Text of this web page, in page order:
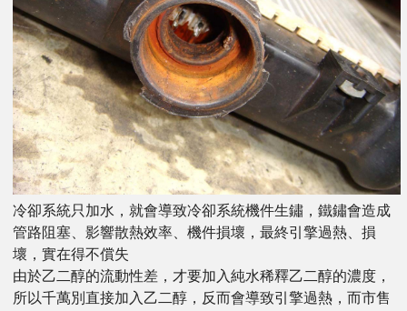
冷卻系統只加水，就會導致冷卻系統機件生鏽，鐵鏽會造成
管路阻塞、影響散熱效率、機件損壞，最終引擎過熱、損
壞，實在得不償失
由於乙二醇的流動性差，才要加入純水稀釋乙二醇的濃度，
所以千萬別直接加入乙二醇，反而會導致引擎過熱，而市售